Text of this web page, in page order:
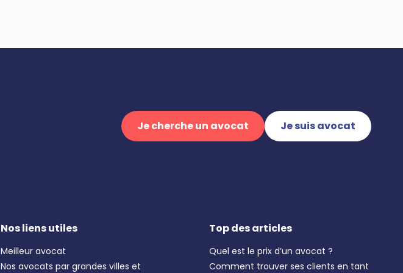
Je cherche un avocat Je suis avocat
Nos liens utiles
Meilleur avocat
Nos avocats par grandes villes et
Top des articles
Quel est le prix d’un avocat ?
Comment trouver ses clients en tant